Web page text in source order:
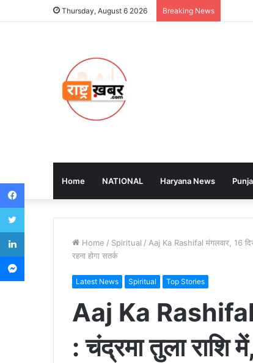
Thursday, August 6 2026 Breaking News
Home NATIONAL Haryana News
Home / Spiritual / Aaj Ka Rashifal मंगलवार, 16
रहना होगा सतर्क
Latest News Spiritual Top Stories
Aaj Ka Rashifal
: चंद्रमा तुला राशि